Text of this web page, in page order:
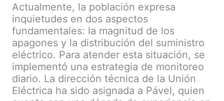
Actualmente, la población expresa
inquietudes en dos aspectos
fundamentales: la magnitud de los
apagones y la distribución del suministro
eléctrico. Para atender esta situación, se
implementó una estrategia de monitoreo
diario. La dirección técnica de la Unión
Eléctrica ha sido asignada a Pável, quien